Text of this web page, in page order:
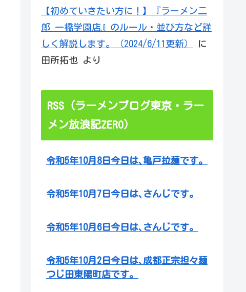
【初めていきたい方に！】『ラーメン二
郎 一橋学園店』のルール・並び方など詳
しく解説します。（2024/6/11更新）
に
田所拓也 より
RSS（ラーメンブログ東京・ラー
メン放浪記ZERO）
令和5年10月8日今日は､亀戸拉麺です。
令和5年10月7日今日は､さんじです。
令和5年10月6日今日は､さんじです。
令和5年10月2日今日は､成都正宗担々麺
つじ田東陽町店です。